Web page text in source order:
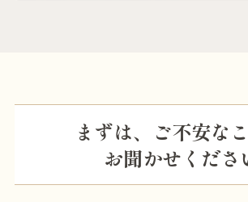
まずは、ご不安な
お聞かせくださ